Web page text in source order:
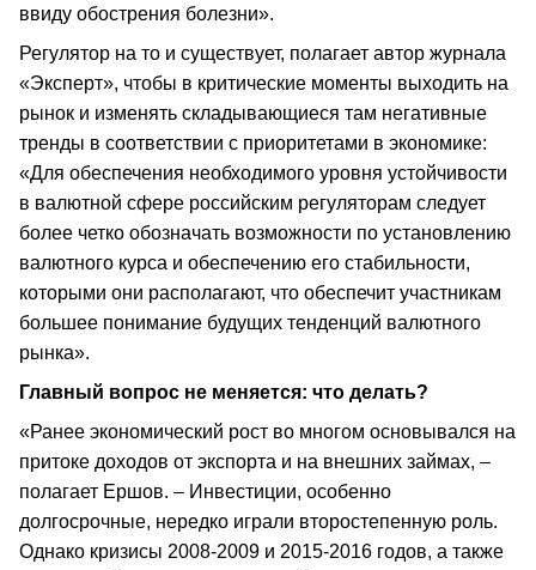
ввиду обострения болезни».
Регулятор на то и существует, полагает автор журнала
«Эксперт», чтобы в критические моменты выходить на
рынок и изменять складывающиеся там негативные
тренды в соответствии с приоритетами в экономике:
«Для обеспечения необходимого уровня устойчивости
в валютной сфере российским регуляторам следует
более четко обозначать возможности по установлению
валютного курса и обеспечению его стабильности,
которыми они располагают, что обеспечит участникам
большее понимание будущих тенденций валютного
рынка».
Главный вопрос не меняется: что делать?
«Ранее экономический рост во многом основывался на
притоке доходов от экспорта и на внешних займах, –
полагает Ершов. – Инвестиции, особенно
долгосрочные, нередко играли второстепенную роль.
Однако кризисы 2008-2009 и 2015-2016 годов, а также